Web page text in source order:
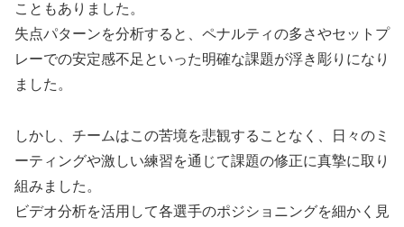
こともありました。
失点パターンを分析すると、ペナルティの多さやセットプ
レーでの安定感不足といった明確な課題が浮き彫りになり
ました。
しかし、チームはこの苦境を悲観することなく、日々のミ
ーティングや激しい練習を通じて課題の修正に真摯に取り
組みました。
ビデオ分析を活用して各選手のポジショニングを細かく見